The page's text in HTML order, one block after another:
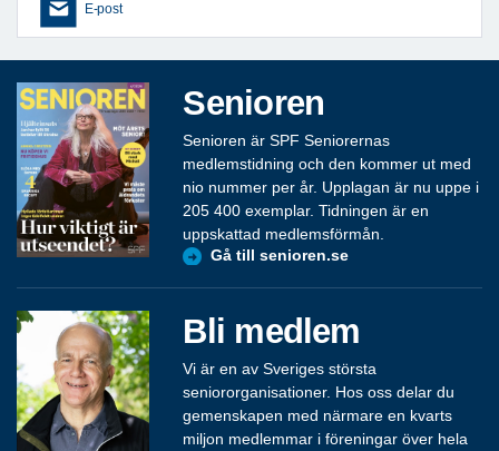
E-post
Senioren
Senioren är SPF Seniorernas
medlemstidning och den kommer ut med
nio nummer per år. Upplagan är nu uppe i
205 400 exemplar. Tidningen är en
uppskattad medlemsförmån.
Gå till senioren.se
Bli medlem
Vi är en av Sveriges största
seniororganisationer. Hos oss delar du
gemenskapen med närmare en kvarts
miljon medlemmar i föreningar över hela